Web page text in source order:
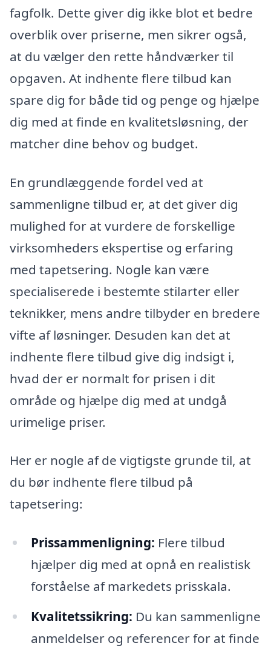
fagfolk. Dette giver dig ikke blot et bedre
overblik over priserne, men sikrer også,
at du vælger den rette håndværker til
opgaven. At indhente flere tilbud kan
spare dig for både tid og penge og hjælpe
dig med at finde en kvalitetsløsning, der
matcher dine behov og budget.
En grundlæggende fordel ved at
sammenligne tilbud er, at det giver dig
mulighed for at vurdere de forskellige
virksomheders ekspertise og erfaring
med tapetsering. Nogle kan være
specialiserede i bestemte stilarter eller
teknikker, mens andre tilbyder en bredere
vifte af løsninger. Desuden kan det at
indhente flere tilbud give dig indsigt i,
hvad der er normalt for prisen i dit
område og hjælpe dig med at undgå
urimelige priser.
Her er nogle af de vigtigste grunde til, at
du bør indhente flere tilbud på
tapetsering:
Prissammenligning: Flere tilbud
hjælper dig med at opnå en realistisk
forståelse af markedets prisskala.
Kvalitetssikring: Du kan sammenligne
anmeldelser og referencer for at finde